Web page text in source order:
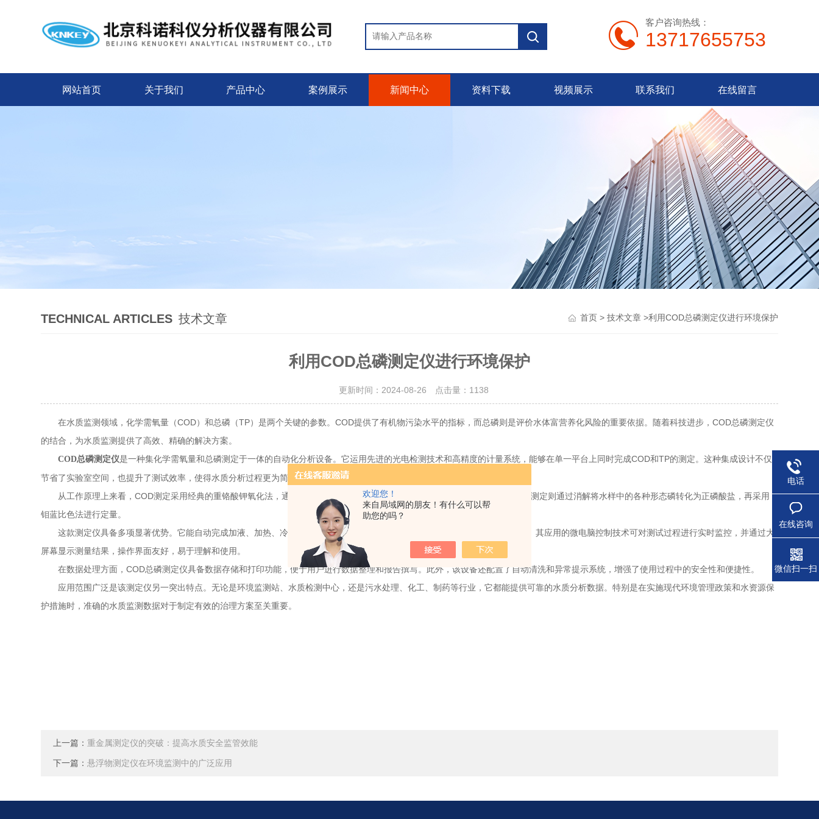
欢迎您！
来自局域网的朋友！有什么可以帮
助您的吗？
客户咨询热线：
13717655753
网站首页 关于我们 产品中心 案例展示 新闻中心 资料下载 视频展示 联系我们 在线留言
TECHNICAL ARTICLES 技术文章 首页> 技术文章>利用COD总磷测定仪进行环境保护
利用COD总磷测定仪进行环境保护
更新时间：2024-08-26 点击量： 1138
在水质监测领域，化学需氧量（COD）和总磷（TP）是两个关键的参数。COD提供了有机物污染水平的指标，而总磷则是评价水体富营养化风险的重要依据。随着科技进步，COD总磷测定仪
的结合，为水质监测提供了高效、精确的解决方案。
COD总磷测定仪是一种集化学需氧量和总磷测定于一体的自动化分析设备。它运用先进的光电检测技术和高精度的计量系统，能够在单一平台上同时完成COD和TP的测定。这种集成设计不仅
节省了实验室空间，也提升了测试效率，使得水质分析过程更为简便快捷。
从工作原理上来看，COD测定采用经典的重铬酸钾氧化法，通过测量水样中有机物被氧化所消耗的氧量来计算COD值。总磷的测定则通过消解将水样中的各种形态磷转化为正磷酸盐，再采用
钼蓝比色法进行定量。
这款测定仪具备多项显著优势。它能自动完成加液、加热、冷却、测量等步骤，减少了人为操作误差，确保了较高的测试精度。其应用的微电脑控制技术可对测试过程进行实时监控，并通过大
屏幕显示测量结果，操作界面友好，易于理解和使用。
在数据处理方面，COD总磷测定仪具备数据存储和打印功能，便于用户进行数据整理和报告撰写。此外，该设备还配置了自动清洗和异常提示系统，增强了使用过程中的安全性和便捷性。
应用范围广泛是该测定仪另一突出特点。无论是环境监测站、水质检测中心，还是污水处理、化工、制药等行业，它都能提供可靠的水质分析数据。特别是在实施现代环境管理政策和水资源保
护措施时，准确的水质监测数据对于制定有效的治理方案至关重要。
上一篇：重金属测定仪的突破：提高水质安全监管效能
下一篇：悬浮物测定仪在环境监测中的广泛应用
电话
在线咨询
微信扫一扫